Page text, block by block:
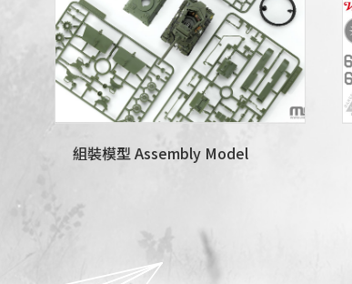
組裝模型 Assembly Model